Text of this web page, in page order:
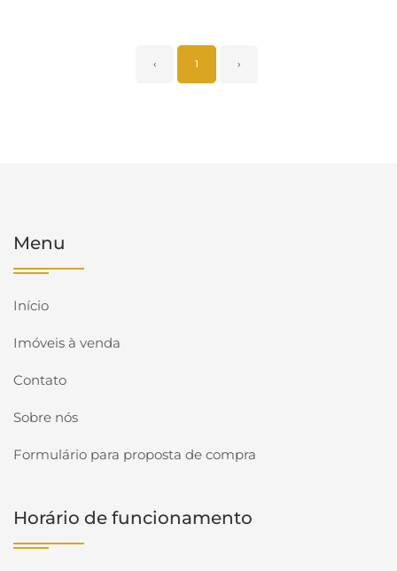
‹ 1 ›
Menu
Início
Imóveis à venda
Contato
Sobre nós
Formulário para proposta de compra
Horário de funcionamento